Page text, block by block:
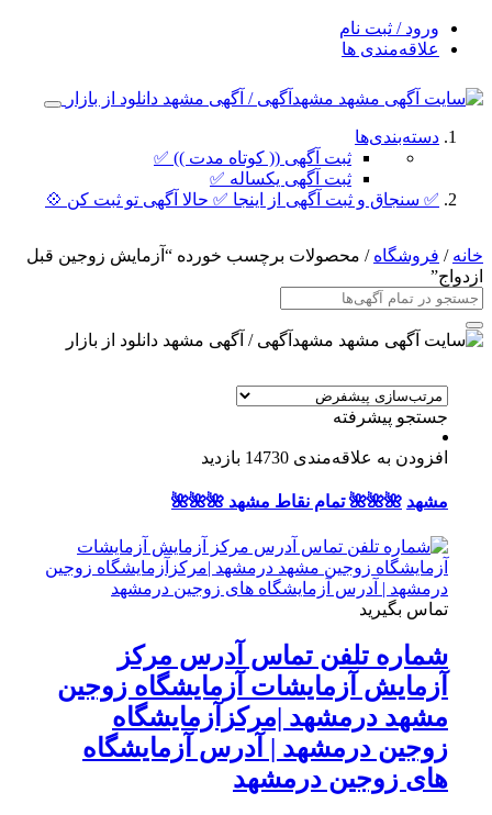
ورود / ثبت نام
علاقه‌مندی ها
دسته‌بندی‌ها
ثبت آگهی (( کوتاه مدت )) ✅
ثبت آگهی یکساله ✅
✅ سنجاق و ثبت آگهی از اینجا ✅ حالا آگهی تو ثبت کن 💠
خانه / فروشگاه / محصولات برچسب خورده “آزمایش زوجین قبل
ازدواج”
جستجو پیشرفته
افزودن به علاقه‌مندی 14730 بازدید
مشهد 🌺🌺🌺 تمام نقاط مشهد 🌺🌺🌺
تماس بگیرید
شماره تلفن تماس آدرس مرکز
آزمایش آزمایشات آزمایشگاه زوجین
مشهد درمشهد |مرکزآزمایشگاه
زوجین درمشهد | آدرس آزمایشگاه
های زوجین درمشهد